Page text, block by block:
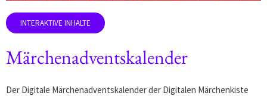
Märchenadventskalender
Der Digitale Märchenadventskalender der Digitalen Märchenkiste